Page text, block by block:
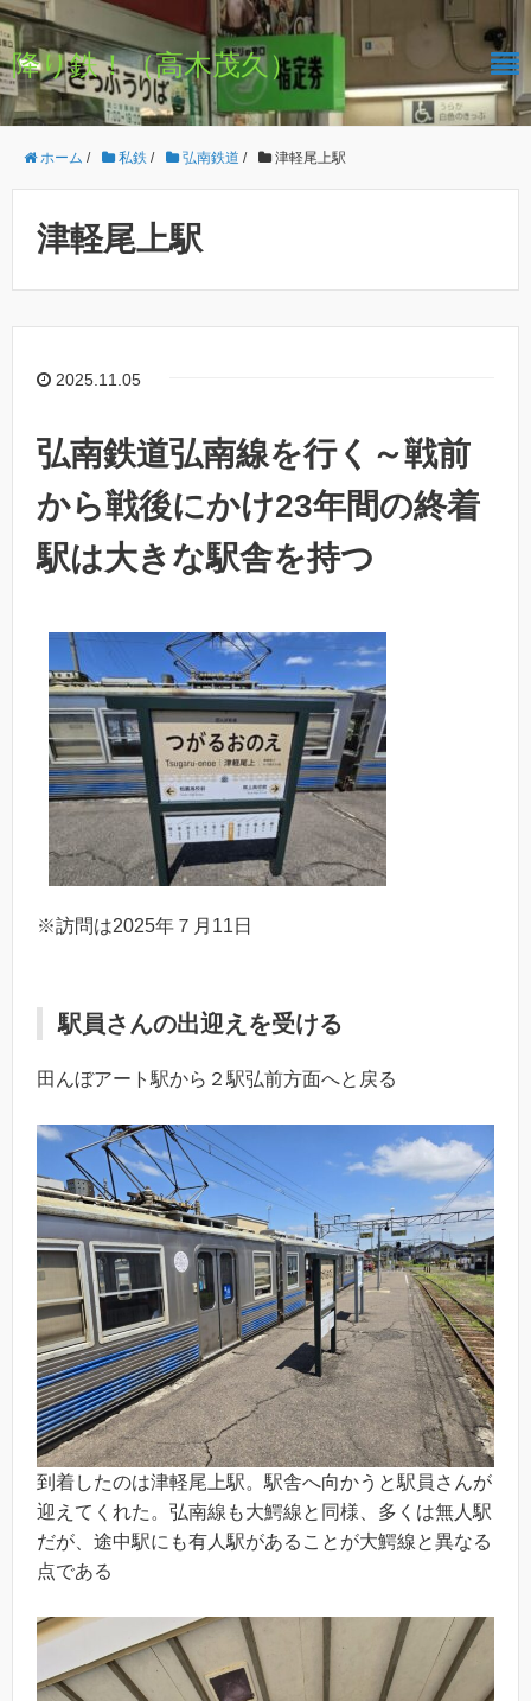
降り鉄！（高木茂久）
ホーム / 私鉄 / 弘南鉄道 / 津軽尾上駅
津軽尾上駅
2025.11.05
弘南鉄道弘南線を行く～戦前
から戦後にかけ23年間の終着
駅は大きな駅舎を持つ
※訪問は2025年７月11日
駅員さんの出迎えを受ける
田んぼアート駅から２駅弘前方面へと戻る
到着したのは津軽尾上駅。駅舎へ向かうと駅員さんが
迎えてくれた。弘南線も大鰐線と同様、多くは無人駅
だが、途中駅にも有人駅があることが大鰐線と異なる
点である